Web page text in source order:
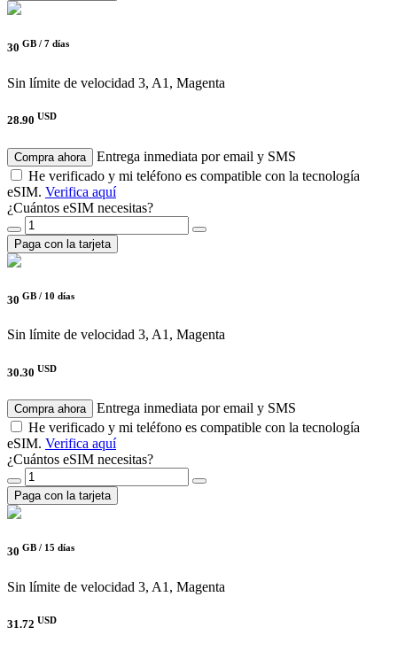
30 GB / 7 días
Sin límite de velocidad 3, A1, Magenta
28.90 USD
Compra ahora
Entrega inmediata por email y SMS
He verificado y mi teléfono es compatible con la tecnología
eSIM. Verifica aquí
¿Cuántos eSIM necesitas?
Paga con la tarjeta
30 GB / 10 días
Sin límite de velocidad 3, A1, Magenta
30.30 USD
Compra ahora
Entrega inmediata por email y SMS
He verificado y mi teléfono es compatible con la tecnología
eSIM. Verifica aquí
¿Cuántos eSIM necesitas?
Paga con la tarjeta
30 GB / 15 días
Sin límite de velocidad 3, A1, Magenta
31.72 USD